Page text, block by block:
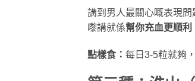
講到男人最關心嘅表現
嚟講就係幫你充血更順利
點樣食： 每日3-5粒就夠